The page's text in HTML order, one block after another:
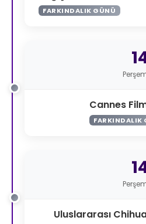
FARKINDALIK GÜNÜ
Cannes
FARKINDALIK
Uluslararası